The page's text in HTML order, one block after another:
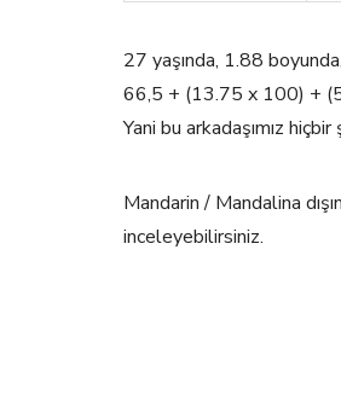
27 yaşında, 1.88
66,5 + (13.75 x 100) +
Yani bu arkadaşımız
Mandarin / Mandalina
inceleyebilirsiniz.